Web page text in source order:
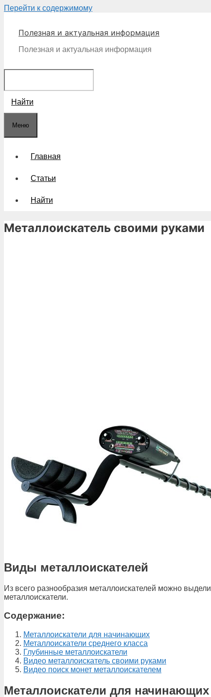
Перейти к содержимому
Полезная и актуальная информация
Полезная и актуальная информация
Найти
Меню
Главная
Статьи
Найти
Металлоискатель своими руками
Виды металлоискателей
Из всего разнообразия металлоискателей можно
металлоискатели.
Содержание:
Металлоискатели для начинающих
Металлоискатели среднего класса
Глубинные металлоискатели
Видео металлоискатель своими руками
Видео поиск монет металлоискателем
Металлоискатели для начинающих